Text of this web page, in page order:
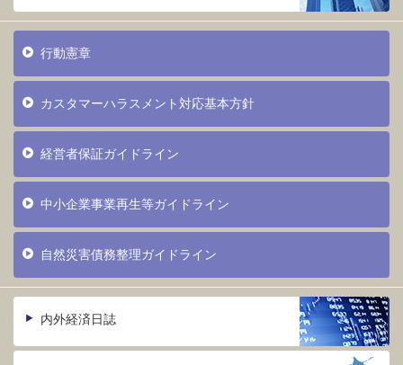
行動憲章
カスタマーハラスメント対応基本方針
経営者保証ガイドライン
中小企業事業再生等ガイドライン
自然災害債務整理ガイドライン
内外経済日誌